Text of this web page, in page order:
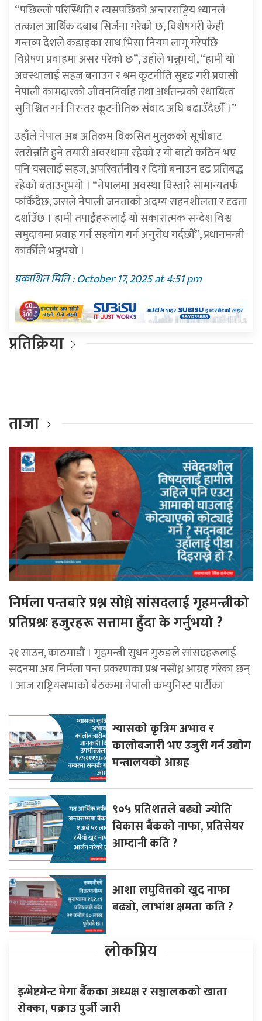
“पछिल्लो परिस्थिति र त्यसपछिको अन्तरराष्ट्रिय ध्यानले
तत्काल आर्थिक दबाब सिर्जना गरेको छ, विशेषगरी केही
गन्तव्य देशले कडाइका साथ भिसा नियम लागू गरेपछि
विप्रेषण प्रवाहमा असर परेको छ”, उहाँले भन्नुभयो, “हामी यो
अवस्थालाई सहज बनाउन र श्रम कूटनीति सुदृढ गरी प्रवासी
नेपाली कामदारको जीवननिर्वाह तथा अर्थतन्त्रको स्थायित्व
सुनिश्चित गर्न निरन्तर कूटनीतिक संवाद अघि बढाउँदैछौँ ।”
उहाँले नेपाल अब अतिकम विकसित मुुलुकको सूचीबाट
स्तरोन्नति हुने तयारी अवस्थामा रहेको र यो बाटो कठिन भए
पनि यसलाई सहज, अपरिवर्तनीय र दिगो बनाउन दृढ प्रतिबद्ध
रहेको बताउनुभयो । “नेपालमा अवस्था विस्तारै सामान्यतर्फ
फर्किंदैछ, जसले नेपाली जनताको अदम्य सहनशीलता र दृढता
दर्शाउँछ । हामी तपाईंहरूलाई यो सकारात्मक सन्देश विश्व
समुदायमा प्रवाह गर्न सहयोग गर्न अनुरोध गर्दछौँ”, प्रधानमन्त्री
कार्कीले भन्नुभयो ।
प्रकाशित मिति : October 17, 2025 at 4:51 pm
प्रतिक्रिया
ताजा
निर्मला पन्तबारे प्रश्न सोध्ने सांसदलाई गृहमन्त्रीको
प्रतिप्रश्नः हजुरहरू सत्तामा हुँदा के गर्नुभयो ?
२१ साउन, काठमाडौं । गृहमन्त्री सुधन गुरुङले सांसदहरूलाई
सदनमा अब निर्मला पन्त प्रकरणका प्रश्न नसोध्न आग्रह गरेका छन्
। आज राष्ट्रियसभाको बैठकमा नेपाली कम्युनिस्ट पार्टीका
ग्यासको कृत्रिम अभाव र
कालोबजारी भए उजुरी गर्न उद्योग
मन्त्रालयकाे आग्रह
९०५ प्रतिशतले बढ्यो ज्योति
विकास बैंकको नाफा, प्रतिसेयर
आम्दानी कति ?
आशा लघुवित्तको खुद नाफा
बढ्यो, लाभांश क्षमता कति ?
लोकप्रिय
इन्भेष्टमेन्ट मेगा बैंकका अध्यक्ष र सञ्चालकको खाता
रोक्का, पक्राउ पुर्जी जारी